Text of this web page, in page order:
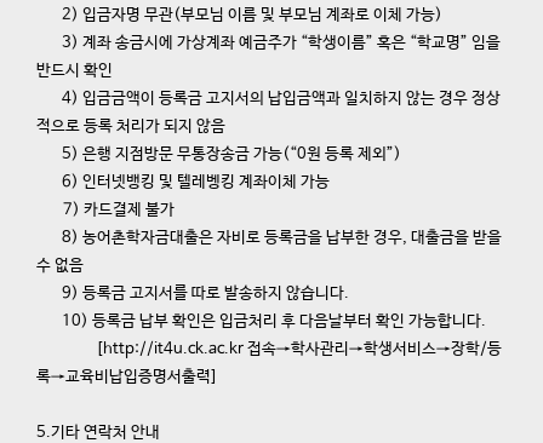
2) 입금자명 무관(부모님 이름 및 부모님 계좌로 이체 가능)
3) 계좌 송금시에 가상계좌 예금주가 “학생이름” 혹은 “학교명” 임을
반드시 확인
4) 입금금액이 등록금 고지서의 납입금액과 일치하지 않는 경우 정상
적으로 등록 처리가 되지 않음
5) 은행 지점방문 무통장송금 가능(“0원 등록 제외”)
6) 인터넷뱅킹 및 텔레벵킹 계좌이체 가능
7) 카드결제 불가
8) 농어촌학자금대출은 자비로 등록금을 납부한 경우, 대출금을 받을
수 없음
9) 등록금 고지서를 따로 발송하지 않습니다.
10) 등록금 납부 확인은 입금처리 후 다음날부터 확인 가능합니다.
http://it4u.ck.ac.kr 접속→학사관리→학생서비스→장학/등
록→교육비납입증명서출력]
5.기타 연락처 안내